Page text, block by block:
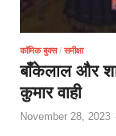
कॉमिक बुक्स/ समीक्षा
बाँकेलाल और
कुमार वाही
November 28, 2023